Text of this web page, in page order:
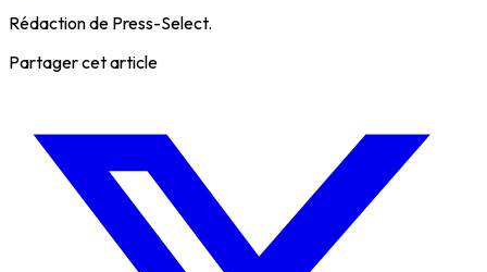
Rédaction de Press-Select.
Partager cet article